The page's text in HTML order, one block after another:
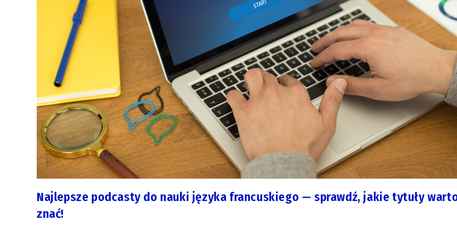
Najlepsze podcasty do nauki języka francuskiego — sprawdź, jakie tytuły
znać!